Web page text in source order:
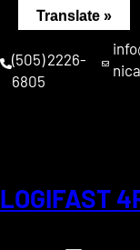
Saltar
contenido
(505) 2226-
6805
LOGIFAST
Translate »